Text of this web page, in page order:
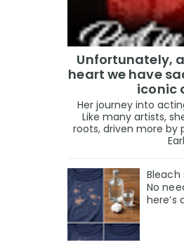
Unfortunately,
heart we have
iconic
Her journey into
Like many artists,
roots, driven more by
Bleach
No
here’s